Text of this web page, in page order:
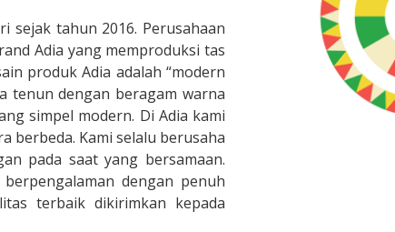
sejak tahun 2016. Perusahaan
Adia yang memproduksi tas
produk Adia adalah “modern
tenun dengan beragam warna
simpel modern. Di Adia kami
berbeda. Kami selalu berusaha
pada saat yang bersamaan.
dengan penuh
terbaik dikirimkan kepada